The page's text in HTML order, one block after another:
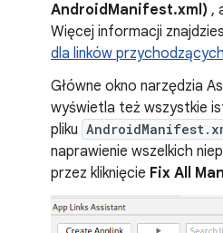
AndroidManifest.xml) ,
Więcej informacji
dla linków przychodzących
Główne okno narzędzia
wyświetla też wszystkie
pliku
naprawienie wszelkich
przez kliknięcie Fix All